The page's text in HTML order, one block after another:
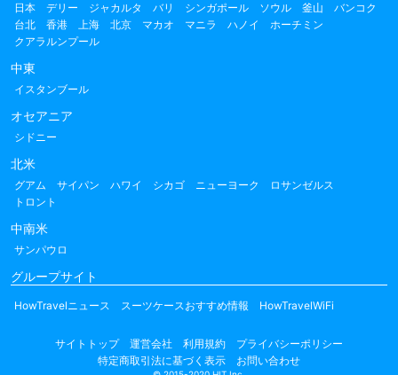
日本 デリー ジャカルタ バリ シンガポール ソウル 釜山
バンコク
台北
香港 上海 北京 マカオ マニラ ハノイ
ホーチミン
クアラルンプール
中東
イスタンブール
オセアニア
シドニー
北米
グアム サイパン ハワイ シカゴ ニューヨーク
ロサンゼルス
トロント
中南米
サンパウロ
グループサイト
HowTravelニュース スーツケースおすすめ情報 HowTravelWiFi
サイトトップ 運営会社 利用規約
プライバシーポリシー
特定商取引法に基づく表示
お問い合わせ